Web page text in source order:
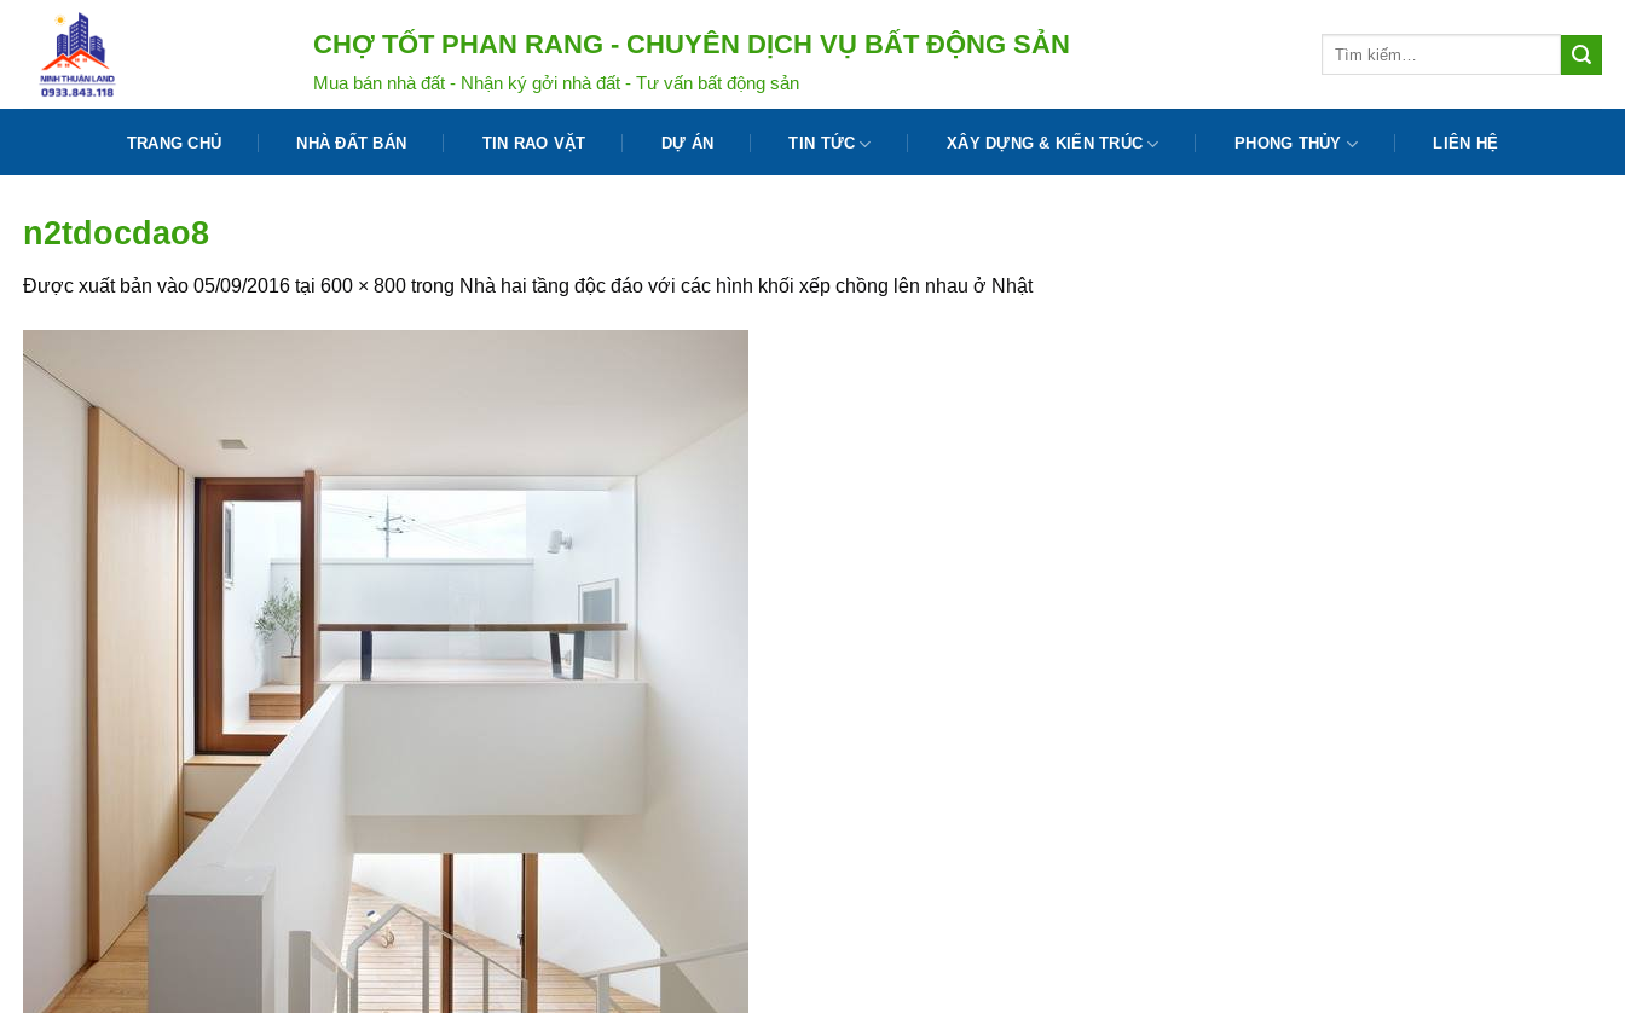
dung
CHỢ TỐT PHAN RANG - CHUYÊN DỊCH VỤ BẤT ĐỘNG SẢN
Mua bán nhà đất - Nhận ký gởi nhà đất - Tư vấn bất động sản
TRANG CHỦ NHÀ ĐẤT BÁN TIN RAO VẶT DỰ ÁN TIN TỨC XÂY DỰNG & KIẾN TRÚC PHONG THỦY LIÊN HỆ
n2tdocdao8
Được xuất bản vào 05/09/2016 tại 600 × 800 trong Nhà hai tầng độc đáo với các hình khối xếp chồng lên nhau ở Nhật